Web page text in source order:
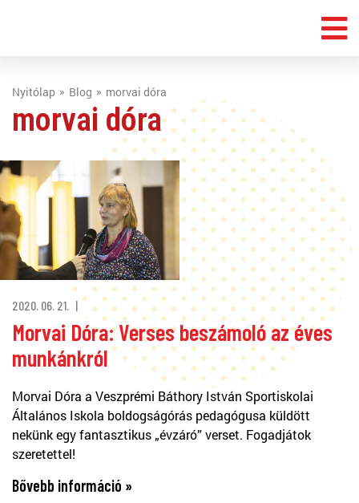
Nyitólap Blog morvai dóra
morvai dóra
2020. 06. 21.
Morvai Dóra: Verses beszámoló az éves
munkánkról
Morvai Dóra a Veszprémi Báthory István Sportiskolai
Általános Iskola boldogságórás pedagógusa küldött
nekünk egy fantasztikus „évzáró” verset. Fogadjátok
szeretettel!
Bővebb információ »